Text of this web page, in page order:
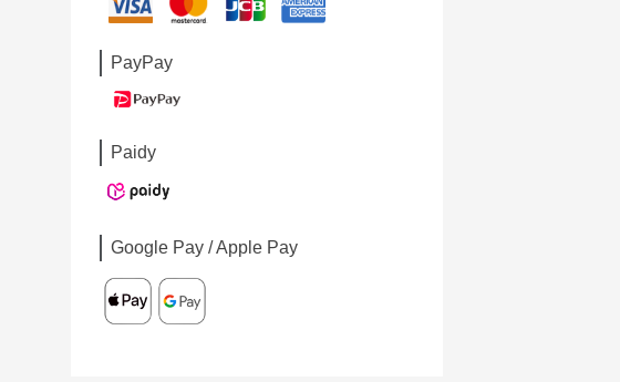
PayPay
Paidy
Google Pay / Apple Pay